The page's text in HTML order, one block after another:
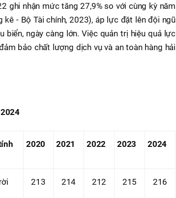
ghi nhận mức tăng 27,9% so với cùng kỳ năm
- Bộ Tài chính, 2023), áp lực đặt lên đội ngũ
biển, ngày càng lớn. Việc quản trị hiệu quả lực
bảo chất lượng dịch vụ và an toàn hàng hải
2020 2021 2022 2023 2024
213 214 212 215 216